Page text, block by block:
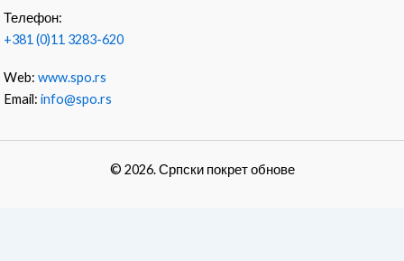
Телефон:
+381 (0)11 3283-620
Web:www.spo.rs
Email:info@spo.rs
© 2026. Српски покрет обнове